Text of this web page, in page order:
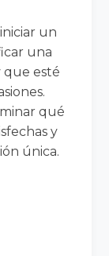
un
una
que esté
qué
y
única.